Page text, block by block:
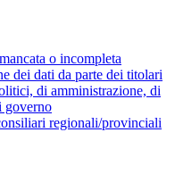
o incompleta
dei dati da parte dei titolari
di amministrazione, di
governo
regionali/provinciali